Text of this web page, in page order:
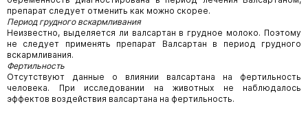
препарат следует отменить как можно скорее.
Период грудного вскармливания
Неизвестно, выделяется ли валсартан в грудное молоко. Поэтому
не следует применять препарат Валсартан в период грудного
вскармливания.
Фертильность
Отсутствуют данные о влиянии валсартана на фертильность
человека. При исследовании на животных не наблюдалось
эффектов воздействия валсартана на фертильность.